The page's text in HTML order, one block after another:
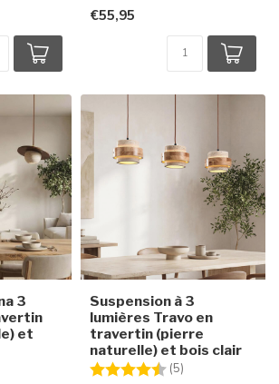
€55,95
3
et
Suspension à 3
lumières Travo en
travertin (pierre
naturelle) et bois clair
Note:
(5)